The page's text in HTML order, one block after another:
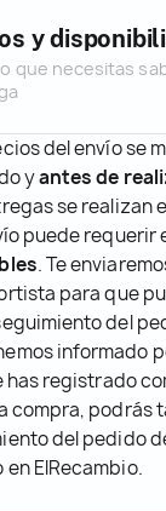
y
que necesitas
del envío se
yantes de
se realizan
puede requerir
. Te
para que
del
informado
has registrado
compra, podrás
del pedido
en ElRecambio.